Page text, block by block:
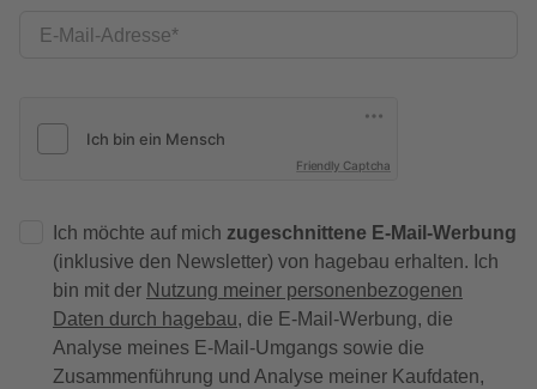
E-Mail-Adresse
Friendly Captcha
Ich möchte auf mich zugeschnittene E-Mail-Werbung
(inklusive den Newsletter) von hagebau erhalten. Ich
bin mit der Nutzung meiner personenbezogenen
Daten durch hagebau, die E-Mail-Werbung, die
Analyse meines E-Mail-Umgangs sowie die
Zusammenführung und Analyse meiner Kaufdaten,